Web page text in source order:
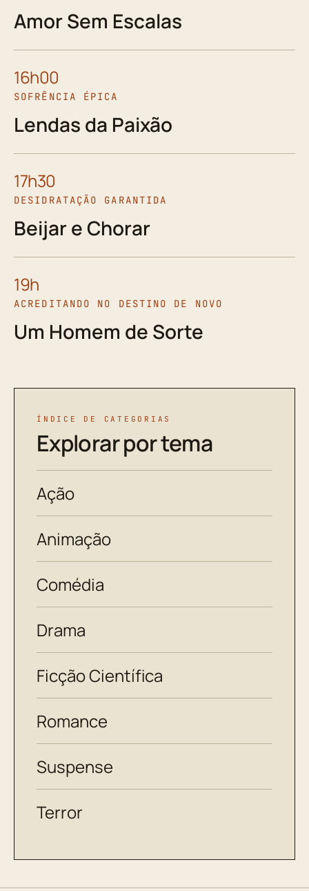
Amor Sem Escalas
16h00
SOFRÊNCIA ÉPICA
Lendas da Paixão
17h30
DESIDRATAÇÃO GARANTIDA
Beijar e Chorar
19h
ACREDITANDO NO DESTINO DE NOVO
Um Homem de Sorte
ÍNDICE DE CATEGORIAS
Explorar por tema
Ação
Animação
Comédia
Drama
Ficção Científica
Romance
Suspense
Terror